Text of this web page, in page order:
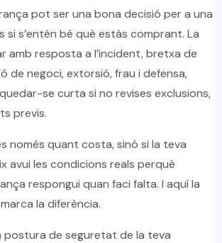
pot ser una bona decisió per a una
si s’entén bé què estàs comprant. La
amb resposta a l’incident, bretxa de
de negoci, extorsió, frau i defensa,
se curta si no revises exclusions,
previs.
només quant costa, sinó si la teva
avui les condicions reals perquè
respongui quan faci falta. I aquí la
la diferència.
postura de seguretat de la teva